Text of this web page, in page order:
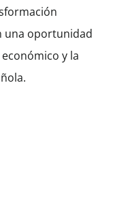
una oportunidad
y la